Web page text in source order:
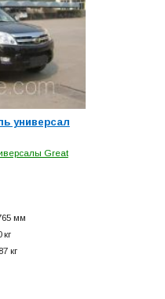
универсал
Great
мм
кг